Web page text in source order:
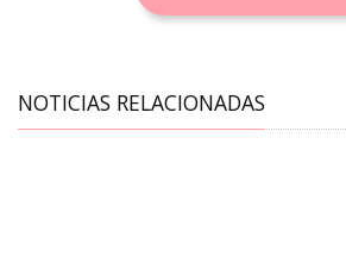
NOTICIAS RELACIONADAS